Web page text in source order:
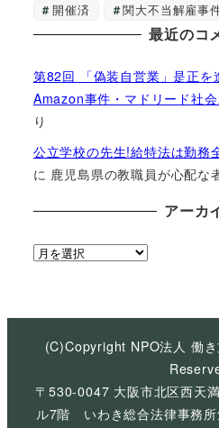
開催済
関大不当解雇事
最近のコ
第82回 「偽装自営業」是正を
Amazon事件・マドリード社
り
公立学校の先生!給特法は勤務
に 鹿児島県の教職員が心配な
アーカ
ア
イ
(C)Copyright NPO法人 働
〒530-0047 大阪市北区西天
ル7階 いわき総合法律事務